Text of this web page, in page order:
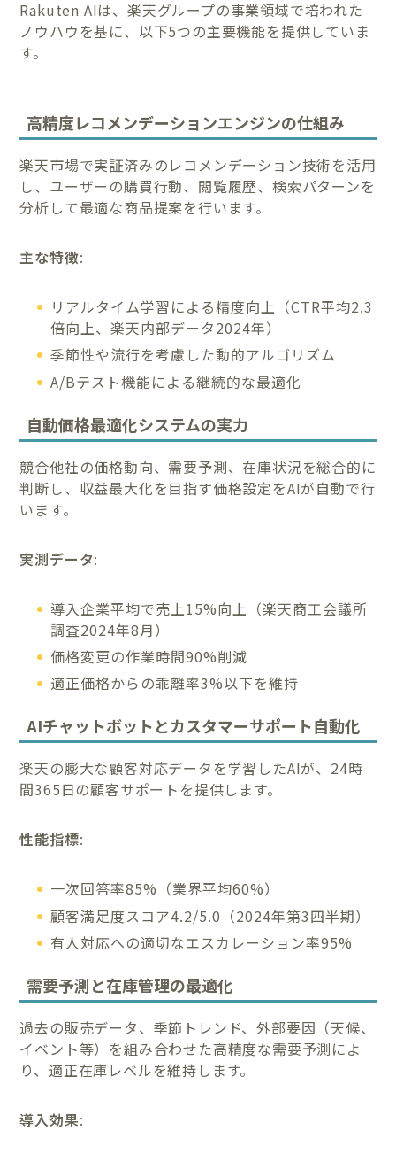
Rakuten AIは、楽天グループの事業領域で培われた
ノウハウを基に、以下5つの主要機能を提供していま
す。
高精度レコメンデーションエンジンの仕組み
楽天市場で実証済みのレコメンデーション技術を活用
し、ユーザーの購買行動、閲覧履歴、検索パターンを
分析して最適な商品提案を行います。
主な特徴:
リアルタイム学習による精度向上（CTR平均2.3
倍向上、楽天内部データ2024年）
季節性や流行を考慮した動的アルゴリズム
A/Bテスト機能による継続的な最適化
自動価格最適化システムの実力
競合他社の価格動向、需要予測、在庫状況を総合的に
判断し、収益最大化を目指す価格設定をAIが自動で行
います。
実測データ:
導入企業平均で売上15%向上（楽天商工会議所
調査2024年8月）
価格変更の作業時間90%削減
適正価格からの乖離率3%以下を維持
AIチャットボットとカスタマーサポート自動化
楽天の膨大な顧客対応データを学習したAIが、24時
間365日の顧客サポートを提供します。
性能指標:
一次回答率85%（業界平均60%）
顧客満足度スコア4.2/5.0（2024年第3四半期）
有人対応への適切なエスカレーション率95%
需要予測と在庫管理の最適化
過去の販売データ、季節トレンド、外部要因（天候、
イベント等）を組み合わせた高精度な需要予測によ
り、適正在庫レベルを維持します。
導入効果: